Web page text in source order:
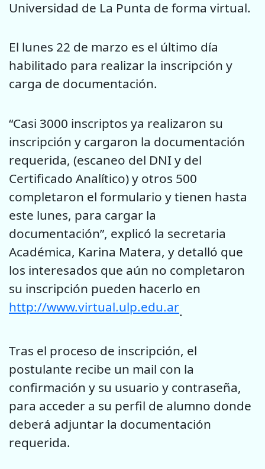
Universidad de La Punta de forma virtual.
El lunes 22 de marzo es el último día
habilitado para realizar la inscripción y
carga de documentación.
“Casi 3000 inscriptos ya realizaron su
inscripción y cargaron la documentación
requerida, (escaneo del DNI y del
Certificado Analítico) y otros 500
completaron el formulario y tienen hasta
este lunes, para cargar la
documentación”, explicó la secretaria
Académica, Karina Matera, y detalló que
los interesados que aún no completaron
su inscripción pueden hacerlo en
http://www.virtual.ulp.edu.ar.
Tras el proceso de inscripción, el
postulante recibe un mail con la
confirmación y su usuario y contraseña,
para acceder a su perfil de alumno donde
deberá adjuntar la documentación
requerida.